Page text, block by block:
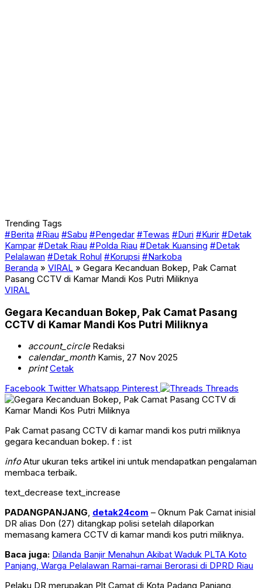
Trending Tags
#Berita #Riau #Sabu #Pengedar #Tewas #Duri #Kurir #Detak
Kampar #Detak Riau #Polda Riau #Detak Kuansing #Detak
Pelalawan #Detak Rohul #Korupsi #Narkoba
Beranda » VIRAL » Gegara Kecanduan Bokep, Pak Camat
Pasang CCTV di Kamar Mandi Kos Putri Miliknya
VIRAL
Gegara Kecanduan Bokep, Pak Camat Pasang
CCTV di Kamar Mandi Kos Putri Miliknya
account_circleRedaksi
calendar_monthKamis, 27 Nov 2025
print Cetak
Facebook Twitter Whatsapp Pinterest Threads
Pak Camat pasang CCTV di kamar mandi kos putri miliknya
gegara kecanduan bokep. f : ist
infoAtur ukuran teks artikel ini untuk mendapatkan pengalaman
membaca terbaik.
text_decrease text_increase
PADANGPANJANG, detak24com – Oknum Pak Camat inisial
DR alias Don (27) ditangkap polisi setelah dilaporkan
memasang kamera CCTV di kamar mandi kos putri miliknya.
Baca juga: Dilanda Banjir Menahun Akibat Waduk PLTA Koto
Panjang, Warga Pelalawan Ramai-ramai Berorasi di DPRD Riau
Pelaku DR merupakan Plt Camat di Kota Padang Panjang,